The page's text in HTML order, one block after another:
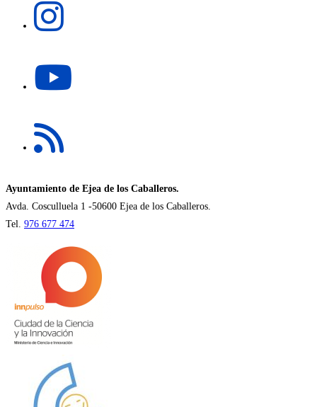
abre
nueva
pestaña
en
nueva
pestaña
Ayuntamiento de Ejea de los Caballeros.
Avda. Cosculluela 1 -50600 Ejea de los Caballeros.
Tel. 976 677 474